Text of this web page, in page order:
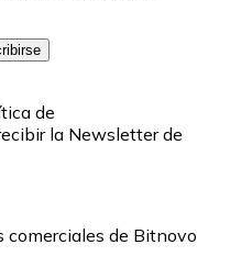
de
la Newsletter de
comerciales de Bitnovo